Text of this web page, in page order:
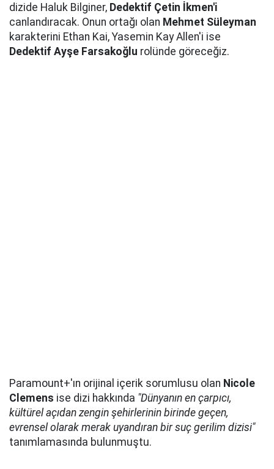
dizide Haluk Bilginer, Dedektif Çetin İkmen'i
canlandıracak. Onun ortağı olan Mehmet Süleyman
karakterini Ethan Kai, Yasemin Kay Allen'i ise
Dedektif Ayşe Farsakoğlu rolünde göreceğiz.
Paramount+'ın orijinal içerik sorumlusu olan Nicole
Clemens ise dizi hakkında "Dünyanın en çarpıcı,
kültürel açıdan zengin şehirlerinin birinde geçen,
evrensel olarak merak uyandıran bir suç gerilim dizisi"
tanımlamasında bulunmuştu.